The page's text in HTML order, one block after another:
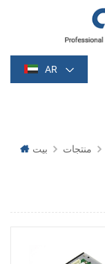
AR
بيت منتجات